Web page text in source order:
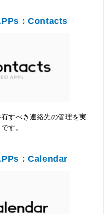
：Contacts
すべき連絡先の管理を実
す。
：Calendar